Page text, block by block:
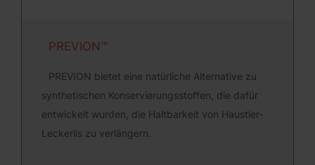
PREVION™
PREVION bietet eine natürliche Alternative zu
synthetischen Konservierungsstoffen, die dafür
entwickelt wurden, die Haltbarkeit von Haustier-
Leckerlis zu verlängern.